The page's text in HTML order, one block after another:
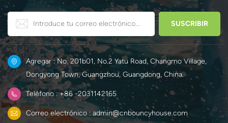
juego de obstáculos para
crear un mundo único y
nieve de Elsa y Anna.
Agregar : No. 201b01, No.2 Yatu Road, Changmo Village,
Dongyong Town, Guangzhou, Guangdong, China.
Teléfono : +86 -2031142165
Correo electrónico : admin@cnbouncyhouse.com